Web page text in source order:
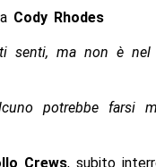
Cody Rhodes
ti senti, ma non è
potrebbe
Crews, subito